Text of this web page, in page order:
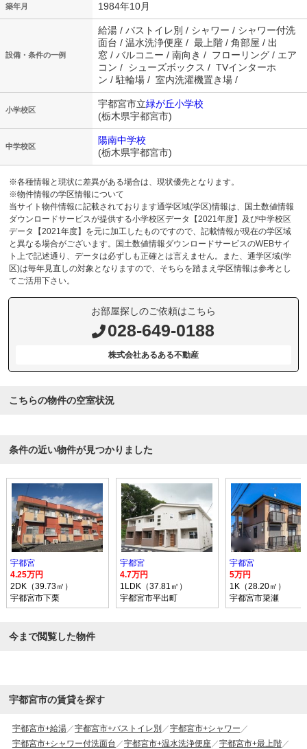
築年月 1984年10月
設備・条件の一例
給湯 / バストイレ別 / シャワー / シャワー付洗
面台 / 温水洗浄便座 / 最上階 / 角部屋 / 出
窓 / バルコニー / 南向き / フローリング / エア
コン / シューズボックス / TVインターホ
ン / 駐輪場 / 室内洗濯機置き場 /
小学校区
宇都宮市立緑が丘小学校
(栃木県宇都宮市)
中学校区
陽南中学校
(栃木県宇都宮市)
※各種情報と現状に差異がある場合は、現状優先となります。
※物件情報の学区情報について
当サイト物件情報に記載されております通学区域(学区)情報は、国土数値情報
ダウンロードサービスが提供する小学校区データ【2021年度】及び中学校区
データ【2021年度】を元に加工したものですので、記載情報が現在の学区域
と異なる場合がございます。国土数値情報ダウンロードサービスのWEBサイ
ト上で記述通り、データは必ずしも正確とは言えません。また、通学区域(学
区)は毎年見直しの対象となりますので、そちらを踏まえ学区情報は参考とし
てご活用下さい。
お部屋探しのご依頼はこちら
028-649-0188
株式会社あるある不動産
こちらの物件の空室状況
条件の近い物件が見つかりました
宇都宮
4.25万円
2DK（39.73㎡）
宇都宮市下栗
宇都宮
4.7万円
1LDK（37.81㎡）
宇都宮市平出町
宇都宮
5万円
1K（28.20㎡）
宇都宮市簗瀬
今まで閲覧した物件
宇都宮市の賃貸を探す
宇都宮市+給湯 宇都宮市+バストイレ別
宇都宮市+シャワー
宇都宮市+シャワー付洗面台
宇都宮市+温水洗浄便座
宇都宮市+最上階